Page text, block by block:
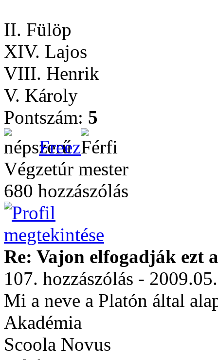
II. Fülöp
XIV. Lajos
VIII. Henrik
V. Károly
Pontszám: 5
Freez
Végzetúr mester
680 hozzászólás
Re: Vajon elfogadják ezt
107. hozzászólás -
Mi a neve a Platón által
Akadémia
Scoola Novus